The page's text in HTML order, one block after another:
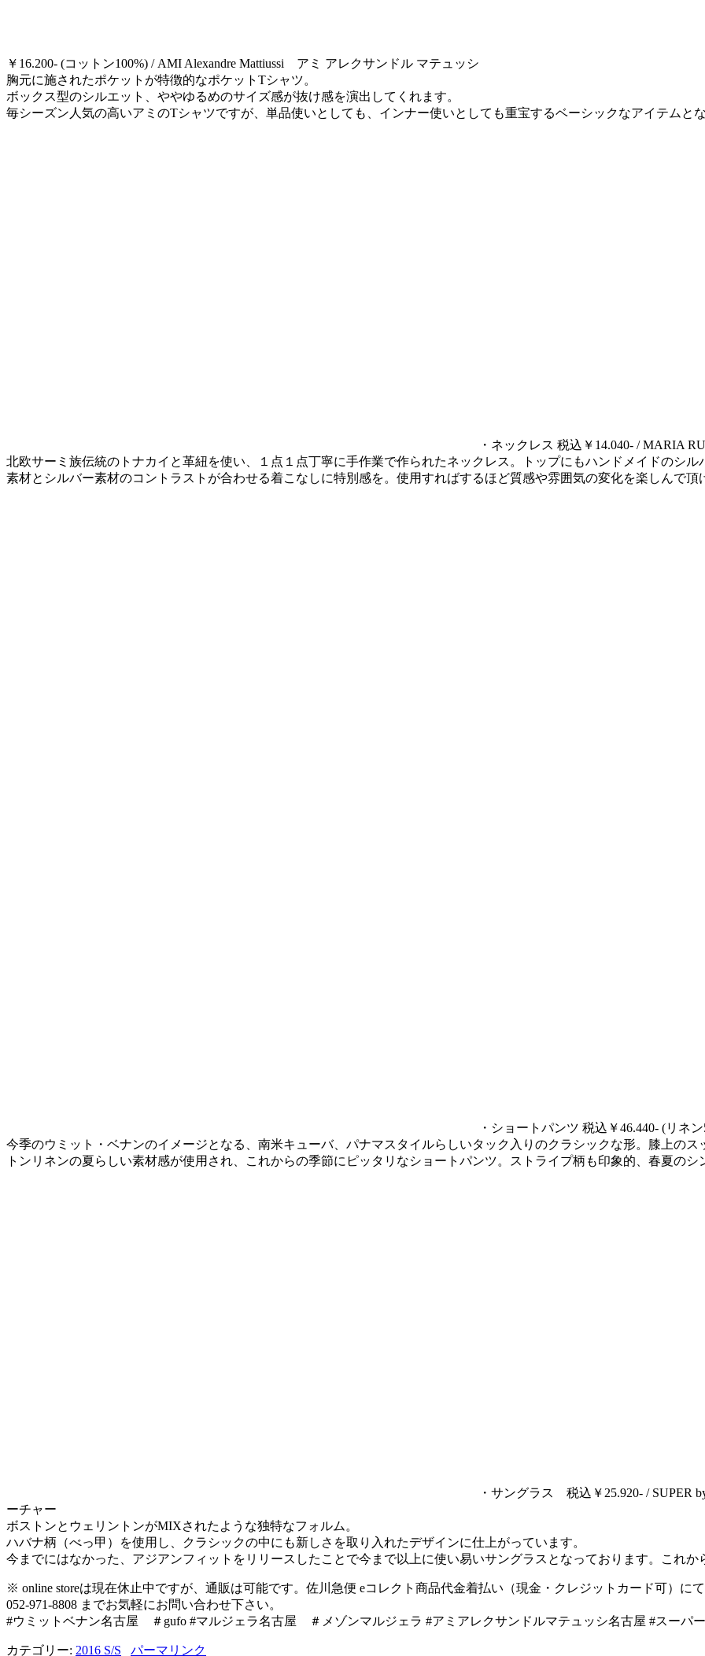
￥16.200- (コットン100%) / AMI Alexandre Mattiussi アミ アレクサンドル マテュッシ
胸元に施されたポケットが特徴的なポケットTシャツ。
ボックス型のシルエット、ややゆるめのサイズ感が抜け感を演出してくれます。
毎シーズン人気の高いアミのTシャツですが、単品使いとしても、インナー使いとしても重宝するベーシックなアイテムとな
・ネックレス 税込￥14.040- / MARIA
北欧サーミ族伝統のトナカイと革紐を使い、１点１点丁寧に手作業で作られたネックレス。トップにもハンドメイドのシ
素材とシルバー素材のコントラストが合わせる着こなしに特別感を。使用すればするほど質感や雰囲気の変化を楽しんで頂
・ショートパンツ 税込￥46.440- (リネ
今季のウミット・ベナンのイメージとなる、南米キューバ、パナマスタイルらしいタック入りのクラシックな形。膝上の
トンリネンの夏らしい素材感が使用され、これからの季節にピッタリなショートパンツ。ストライプ柄も印象的、春夏のシ
・サングラス 税込￥25.920- / SUPER
ーチャー
ボストンとウェリントンがMIXされたような独特なフォルム。
ハバナ柄（べっ甲）を使用し、クラシックの中にも新しさを取り入れたデザインに仕上がっています。
今までにはなかった、アジアンフィットをリリースしたことで今まで以上に使い易いサングラスとなっております。これか
※ online storeは現在休止中ですが、通販は可能です。佐川急便 eコレクト商品代金着払い（現金・クレジットカード可）に
052-971-8808 までお気軽にお問い合わせ下さい。
#ウミットベナン名古屋 ＃gufo #マルジェラ名古屋 ＃メゾンマルジェラ #アミアレクサンドルマテュッシ名古屋 #スーパ
カテゴリー: 2016 S/S パーマリンク